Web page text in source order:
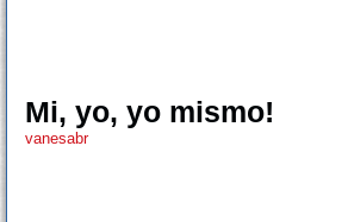
Mi, yo, yo mismo!
vanesabr